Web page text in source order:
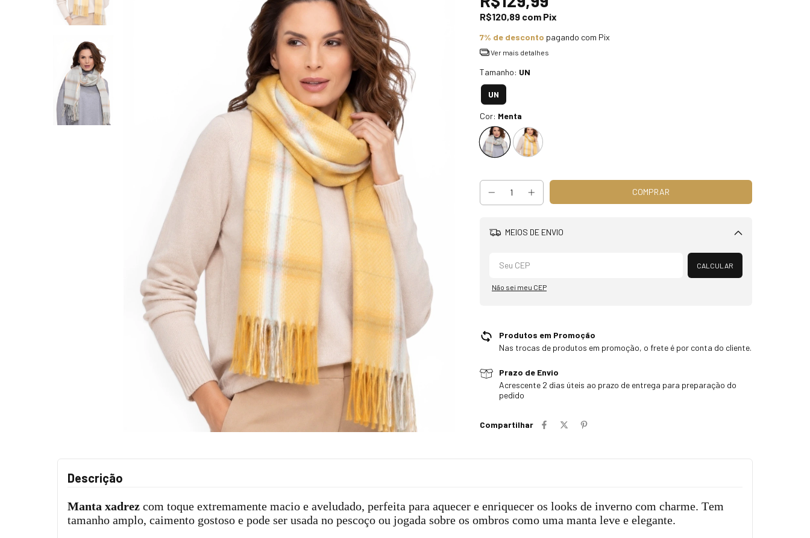
R$120,89 com Pix
7% de desconto pagando com Pix
Ver mais detalhes
Tamanho: UN
UN
Cor: Menta
MEIOS DE ENVIO
Alterar CEP
CALCULAR
Não sei meu CEP
Produtos em Promoção
Nas trocas de produtos em promoção, o frete é por conta do cliente.
Prazo de Envio
Acrescente 2 dias úteis ao prazo de entrega para preparação do
pedido
Compartilhar
Descrição
Manta xadrez com toque extremamente macio e aveludado, perfeita para aquecer e enriquecer os looks de inverno com charme. Tem
tamanho amplo, caimento gostoso e pode ser usada no pescoço ou jogada sobre os ombros como uma manta leve e elegante.